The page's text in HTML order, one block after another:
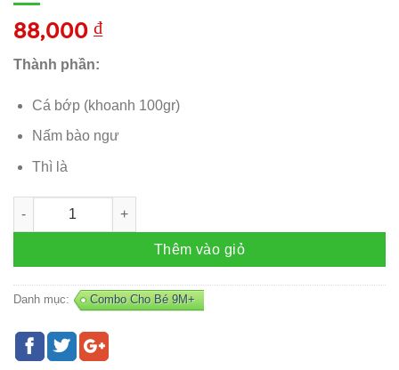
88,000 ₫
Thành phần:
Cá bớp (khoanh 100gr)
Nấm bào ngư
Thì là
Mix Cá Bớp - H13 số lượng
Thêm vào giỏ
Danh mục: Combo Cho Bé 9M+